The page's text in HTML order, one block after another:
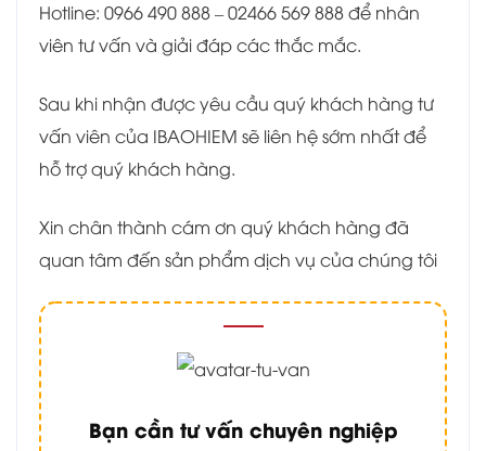
Hotline: 0966 490 888 – 02466 569 888 để nhân
viên tư vấn và giải đáp các thắc mắc.
Sau khi nhận được yêu cầu quý khách hàng tư
vấn viên của IBAOHIEM sẽ liên hệ sớm nhất để
hỗ trợ quý khách hàng.
Xin chân thành cám ơn quý khách hàng đã
quan tâm đến sản phẩm dịch vụ của chúng tôi
Bạn cần tư vấn chuyên nghiệp